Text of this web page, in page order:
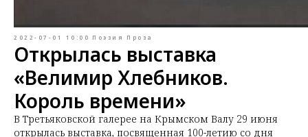
2022-07-01 10:00 Поэзия Проза
Открылась выставка
«Велимир Хлебников.
Король времени»
В Третьяковской галерее на Крымском Валу 29 июня
открылась выставка, посвященная 100-летию со дня